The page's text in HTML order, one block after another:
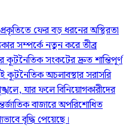
ফের বড় ধরনের অস্থিরতা
সম্পর্কে নতুন করে তীব্র
কূটনৈতিক সংকটের দ্রুত শান্তিপূর্ণ
অচলাবস্থার সরাসরি
যার ফলে বিনিয়োগকারীদের
বাজারে অপরিশোধিত
বৃদ্ধি পেয়েছে।